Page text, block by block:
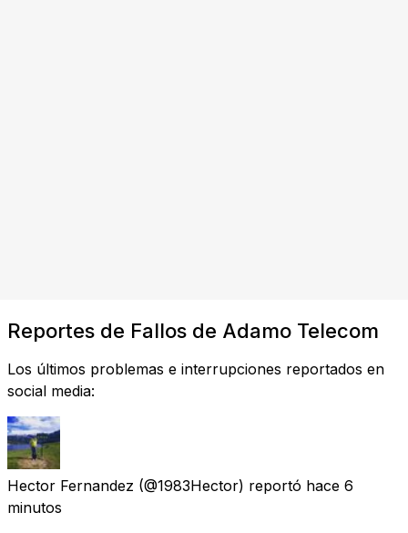
Reportes de Fallos de Adamo Telecom
Los últimos problemas e interrupciones reportados en
social media:
Hector Fernandez (@1983Hector) reportó hace 6
minutos